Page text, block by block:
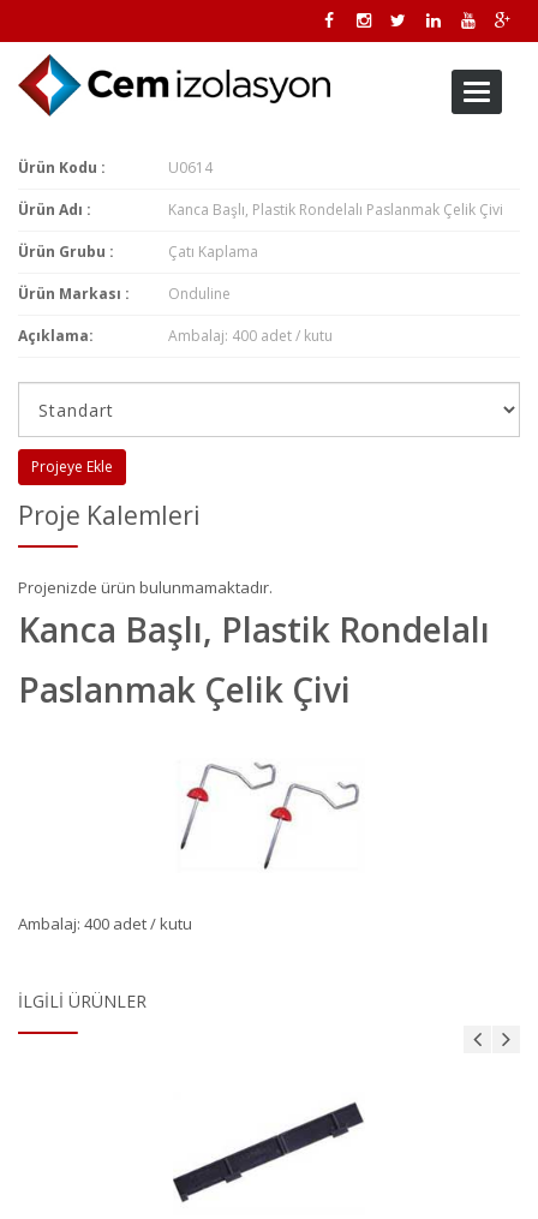
Toggle
Ürün Kodu : U0614
Ürün Adı : Kanca Başlı, Plastik Rondelalı Paslanmak Çelik Çivi
Ürün Grubu : Çatı Kaplama
Ürün Markası : Onduline
Açıklama: Ambalaj: 400 adet / kutu
Projeye Ekle
Proje Kalemleri
Projenizde ürün bulunmamaktadır.
Kanca Başlı, Plastik Rondelalı
Paslanmak Çelik Çivi
Ambalaj: 400 adet / kutu
İLGILI ÜRÜNLER
AKS 8
Ürün Detayı